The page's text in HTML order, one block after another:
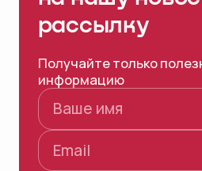
рассылку
Получайте только
информацию